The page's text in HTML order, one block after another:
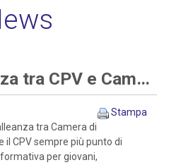
in
Super alleanza tra CPV e Camera di Commercio di Vicenza
Stampa
tra Camera di
il CPV sempre più punto di
per giovani,